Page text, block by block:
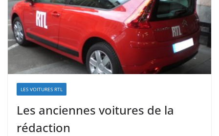
LES VOITURES RTL
Les anciennes voitures de la
rédaction